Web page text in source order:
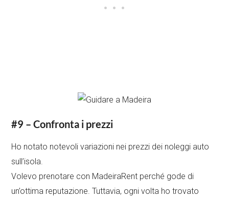
#9 – Confronta i prezzi
Ho notato notevoli variazioni nei prezzi dei noleggi auto
sull’isola.
Volevo prenotare con MadeiraRent perché gode di
un’ottima reputazione. Tuttavia, ogni volta ho trovato